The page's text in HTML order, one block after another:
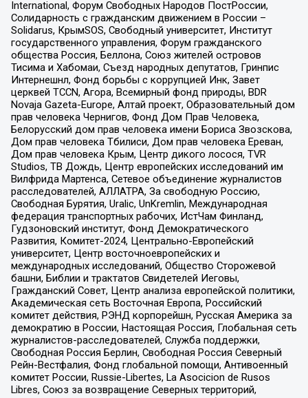
International, Форум Свободных Народов ПостРоссии,
Солидарность с гражданским движением в России –
Solidarus, КрымSOS, Свободный университет, Институт
государственного управления, Форум гражданского
общества Россия, Беллона, Союз жителей островов
Тисима и Хабомаи, Съезд народных депутатов, Гринпис
Интернешнл, Фонд борьбы с коррупцией Инк, Завет
церквей TCCN, Агора, Всемирный фонд природы, BDR
Novaja Gazeta-Europe, Алтай проект, Образовательный дом
прав человека Чернигов, Фонд Дом Прав Человека,
Белорусский дом прав человека имени Бориса Звозскова,
Дом прав человека Тбилиси, Дом прав человека Ереван,
Дом прав человека Крым, Центр дикого лосося, TVR
Studios, ТВ Дождь, Центр европейских исследований им
Вилфрида Мартенса, Сетевое объединение журналистов
расследователей, АЛЛАТРА, За свободную Россию,
Свободная Бурятия, Uralic, UnKremlin, Международная
федерация транспортных рабочих, ИстЧам Финланд,
Гудзоновский институт, Фонд Демократического
Развития, Комитет-2024, Центрально-Европейский
университет, Центр восточноевропейских и
международных исследований, Общество Сторожевой
башни, Библии и трактатов Свидетелей Иеговы,
Гражданский Совет, Центр анализа европейской политики,
Академическая сеть Восточная Европа, Российский
комитет действия, РЭНД корпорейшн, Русская Америка за
демократию в России, Настоящая Россия, Глобальная сеть
журналистов-расследователей, Служба поддержки,
Свободная Россия Берлин, Свободная Россия Северный
Рейн-Вестфалия, Фонд глобальной помощи, Антивоенный
комитет России, Russie-Libertes, La Asocicion de Rusos
Libres, Союз за возвращение Северных территорий,